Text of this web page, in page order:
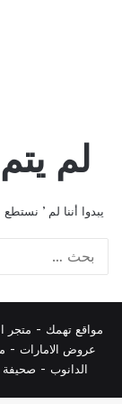
لم
يبدوا أننا لم ’
مواقع تهمك - متجر
عروض الامارات -
الدانوب -